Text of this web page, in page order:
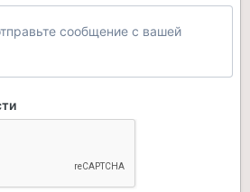
сообщение с вашей